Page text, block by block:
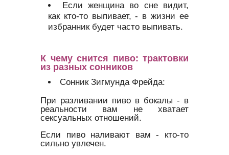
Если женщина во сне видит,
как кто-то выпивает, - в жизни ее
избранник будет часто выпивать.
К чему снится пиво: трактовки
из разных сонников
Сонник Зигмунда Фрейда:
При разливании пиво в бокалы - в
реальности вам не хватает
сексуальных отношений.
Если пиво наливают вам - кто-то
сильно увлечен.